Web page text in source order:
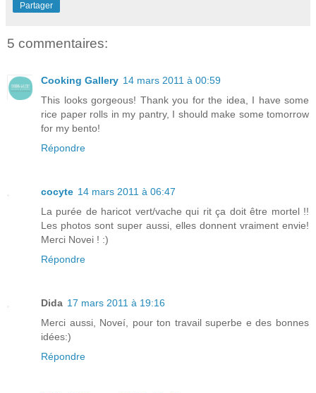
Partager
5 commentaires:
Cooking Gallery 14 mars 2011 à 00:59
This looks gorgeous! Thank you for the idea, I have some
rice paper rolls in my pantry, I should make some tomorrow
for my bento!
Répondre
cocyte 14 mars 2011 à 06:47
La purée de haricot vert/vache qui rit ça doit être mortel !!
Les photos sont super aussi, elles donnent vraiment envie!
Merci Novei ! :)
Répondre
Dida 17 mars 2011 à 19:16
Merci aussi, Noveí, pour ton travail superbe e des bonnes
idées:)
Répondre